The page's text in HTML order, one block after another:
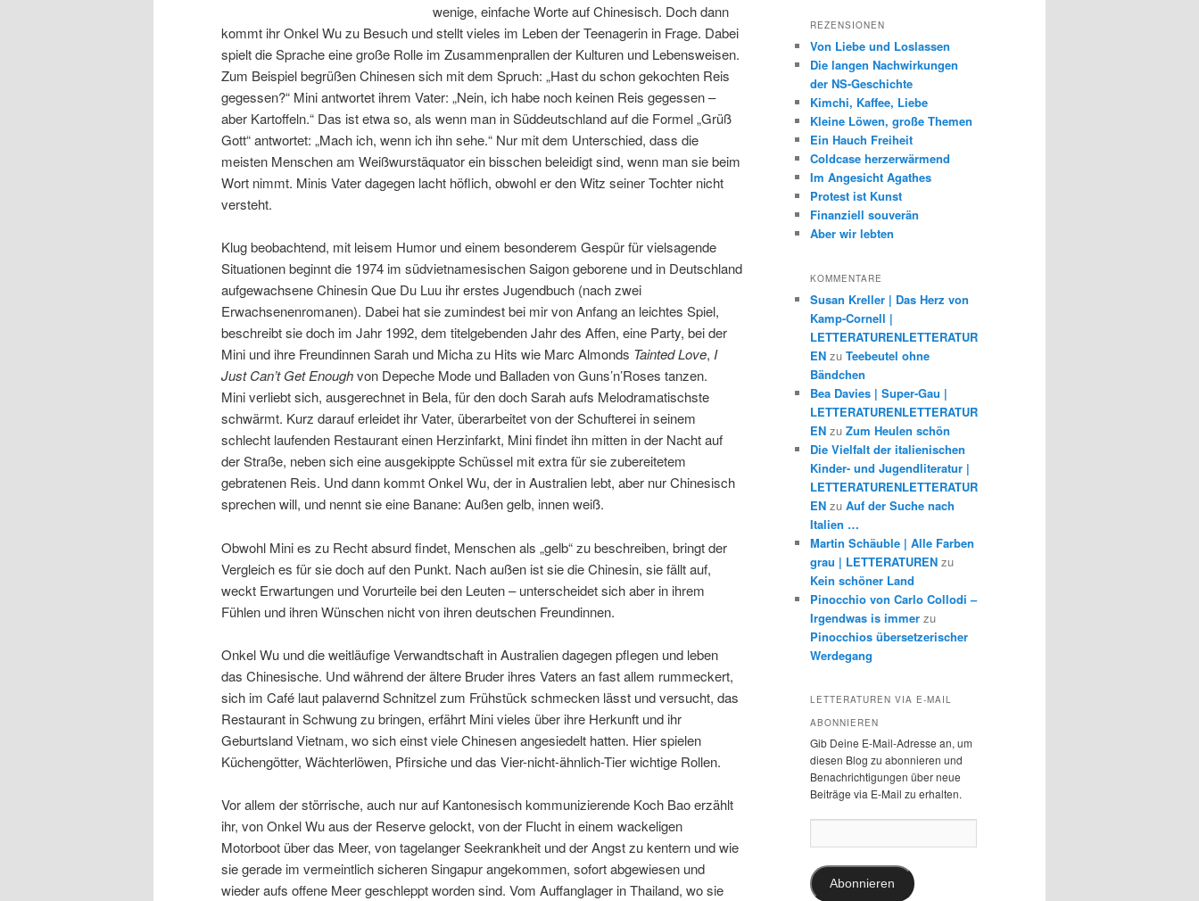
wenige, einfache Worte auf Chinesisch. Doch dann
kommt ihr Onkel Wu zu Besuch und stellt vieles im Leben der Teenagerin in Frage. Dabei
spielt die Sprache eine große Rolle im Zusammenprallen der Kulturen und Lebensweisen.
Zum Beispiel begrüßen Chinesen sich mit dem Spruch: „Hast du schon gekochten Reis
gegessen?“ Mini antwortet ihrem Vater: „Nein, ich habe noch keinen Reis gegessen –
aber Kartoffeln.“ Das ist etwa so, als wenn man in Süddeutschland auf die Formel „Grüß
Gott“ antwortet: „Mach ich, wenn ich ihn sehe.“ Nur mit dem Unterschied, dass die
meisten Menschen am Weißwurstäquator ein bisschen beleidigt sind, wenn man sie beim
Wort nimmt. Minis Vater dagegen lacht höflich, obwohl er den Witz seiner Tochter nicht
versteht.
Klug beobachtend, mit leisem Humor und einem besonderem Gespür für vielsagende
Situationen beginnt die 1974 im südvietnamesischen Saigon geborene und in Deutschland
aufgewachsene Chinesin Que Du Luu ihr erstes Jugendbuch (nach zwei
Erwachsenenromanen). Dabei hat sie zumindest bei mir von Anfang an leichtes Spiel,
beschreibt sie doch im Jahr 1992, dem titelgebenden Jahr des Affen, eine Party, bei der
Mini und ihre Freundinnen Sarah und Micha zu Hits wie Marc Almonds Tainted Love, I
Just Can’t Get Enoughvon Depeche Mode und Balladen von Guns’n’Roses tanzen.
Mini verliebt sich, ausgerechnet in Bela, für den doch Sarah aufs Melodramatischste
schwärmt. Kurz darauf erleidet ihr Vater, überarbeitet von der Schufterei in seinem
schlecht laufenden Restaurant einen Herzinfarkt, Mini findet ihn mitten in der Nacht auf
der Straße, neben sich eine ausgekippte Schüssel mit extra für sie zubereitetem
gebratenen Reis. Und dann kommt Onkel Wu, der in Australien lebt, aber nur Chinesisch
sprechen will, und nennt sie eine Banane: Außen gelb, innen weiß.
Obwohl Mini es zu Recht absurd findet, Menschen als „gelb“ zu beschreiben, bringt der
Vergleich es für sie doch auf den Punkt. Nach außen ist sie die Chinesin, sie fällt auf,
weckt Erwartungen und Vorurteile bei den Leuten – unterscheidet sich aber in ihrem
Fühlen und ihren Wünschen nicht von ihren deutschen Freundinnen.
Onkel Wu und die weitläufige Verwandtschaft in Australien dagegen pflegen und leben
das Chinesische. Und während der ältere Bruder ihres Vaters an fast allem rummeckert,
sich im Café laut palavernd Schnitzel zum Frühstück schmecken lässt und versucht, das
Restaurant in Schwung zu bringen, erfährt Mini vieles über ihre Herkunft und ihr
Geburtsland Vietnam, wo sich einst viele Chinesen angesiedelt hatten. Hier spielen
Küchengötter, Wächterlöwen, Pfirsiche und das Vier-nicht-ähnlich-Tier wichtige Rollen.
Vor allem der störrische, auch nur auf Kantonesisch kommunizierende Koch Bao erzählt
ihr, von Onkel Wu aus der Reserve gelockt, von der Flucht in einem wackeligen
Motorboot über das Meer, von tagelanger Seekrankheit und der Angst zu kentern und wie
sie gerade im vermeintlich sicheren Singapur angekommen, sofort abgewiesen und
wieder aufs offene Meer geschleppt worden sind. Vom Auffanglager in Thailand, wo sie
REZENSIONEN
Von Liebe und Loslassen
Die langen Nachwirkungen
der NS-Geschichte
Kimchi, Kaffee, Liebe
Kleine Löwen, große Themen
Ein Hauch Freiheit
Coldcase herzerwärmend
Im Angesicht Agathes
Protest ist Kunst
Finanziell souverän
Aber wir lebten
KOMMENTARE
Susan Kreller | Das Herz von
Kamp-Cornell |
LETTERATURENLETTERATUR
EN zu Teebeutel ohne
Bändchen
Bea Davies | Super-Gau |
LETTERATURENLETTERATUR
EN zu Zum Heulen schön
Die Vielfalt der italienischen
Kinder- und Jugendliteratur |
LETTERATURENLETTERATUR
EN zu Auf der Suche nach
Italien …
Martin Schäuble | Alle Farben
grau | LETTERATUREN zu
Kein schöner Land
Pinocchio von Carlo Collodi –
Irgendwas is immer zu
Pinocchios übersetzerischer
Werdegang
LETTERATUREN VIA E-MAIL
ABONNIEREN
Gib Deine E-Mail-Adresse an, um
diesen Blog zu abonnieren und
Benachrichtigungen über neue
Beiträge via E-Mail zu erhalten.
Mail-
Abonnieren